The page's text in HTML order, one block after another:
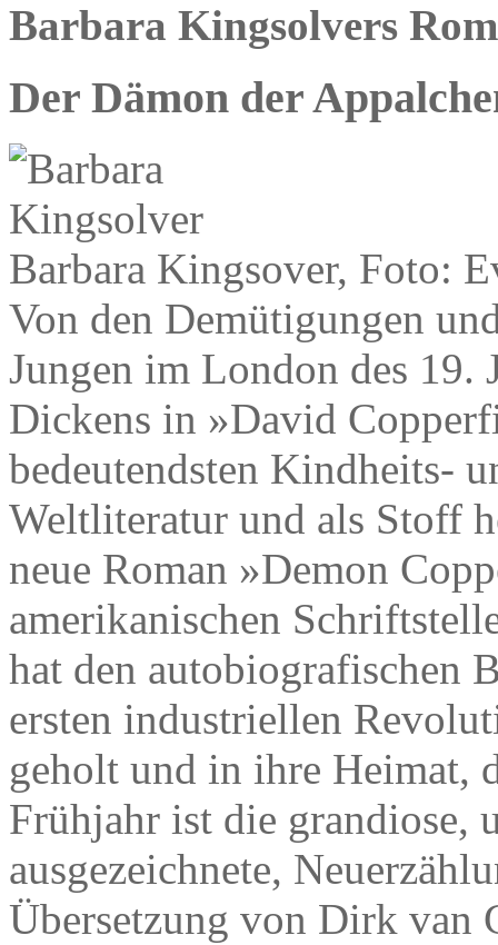
Barbara Kingsolvers
Der Dämon der
Barbara Kingsover, Foto:
Von den Demütigungen
Jungen im London des 19.
Dickens in »David
bedeutendsten Kindheits-
Weltliteratur und als Stoff
neue Roman »Demon
amerikanischen
hat den autobiografischen
ersten industriellen
geholt und in ihre Heimat,
Frühjahr ist die grandiose,
ausgezeichnete,
Übersetzung von Dirk van